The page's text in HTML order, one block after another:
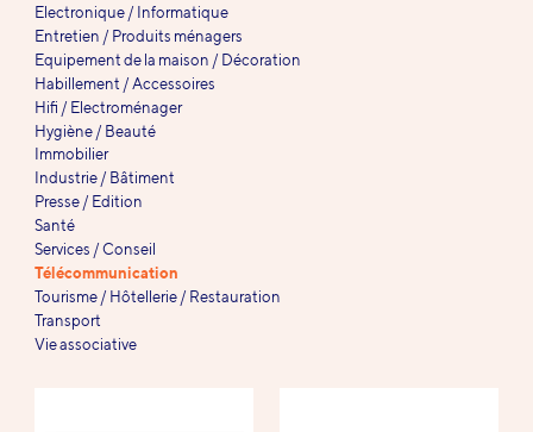
Electronique / Informatique
Entretien / Produits ménagers
Equipement de la maison / Décoration
Habillement / Accessoires
Hifi / Electroménager
Hygiène / Beauté
Immobilier
Industrie / Bâtiment
Presse / Edition
Santé
Services / Conseil
Télécommunication
Tourisme / Hôtellerie / Restauration
Transport
Vie associative